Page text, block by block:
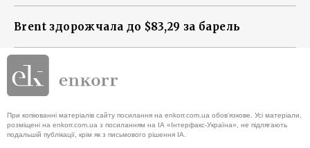
Brent здорожчала до $83,29 за барель
При копіюванні матеріалів сайту посилання на enkorr.com.ua обов'язкове. Усі матеріали,
розміщені на enkorr.com.ua з посиланням на ІА «Інтерфакс-Україна», не підлягають
подальшій публікації, крім як з письмового рішення ІА.